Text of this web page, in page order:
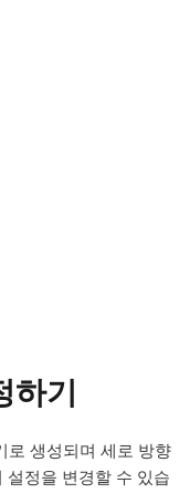
하기
로 생성되며 세로 방향
설정을 변경할 수 있습